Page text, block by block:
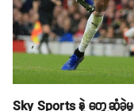
Sky Sports နဲ့ တွေ့ဆုံခဲ့